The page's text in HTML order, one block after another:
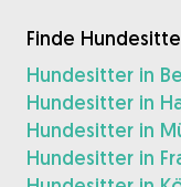
Finde
Hundesitter in
Hundesitter in
Hundesitter in
Hundesitter in